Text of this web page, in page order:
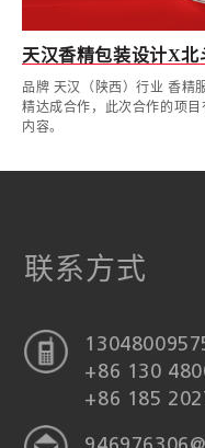
天汉香精包装设计X北
品牌 天汉（陕西）行业 香精
精达成合作，此次合作的项
内容。
联系方式
+86 130
+86 185